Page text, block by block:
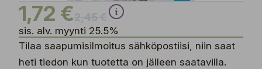
1,72 €
sis. alv. myynti 25.5%
Tilaa saapumisilmoitus sähköpostiisi, niin saat
heti tiedon kun tuotetta on jälleen saatavilla.